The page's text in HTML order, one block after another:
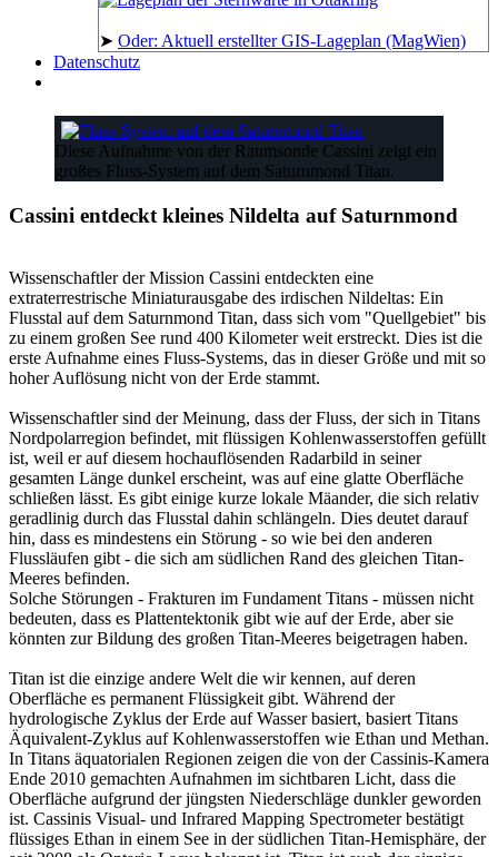
➤ Oder: Aktuell erstellter GIS-Lageplan (MagWien)
Datenschutz
Diese Aufnahme von der Raumsonde Cassini zeigt ein
großes Fluss-System auf dem Saturnmond Titan.
Cassini entdeckt kleines Nildelta auf Saturnmond
Wissenschaftler der Mission Cassini entdeckten eine
extraterrestrische Miniaturausgabe des irdischen Nildeltas: Ein
Flusstal auf dem Saturnmond Titan, dass sich vom "Quellgebiet" bis
zu einem großen See rund 400 Kilometer weit erstreckt. Dies ist die
erste Aufnahme eines Fluss-Systems, das in dieser Größe und mit so
hoher Auflösung nicht von der Erde stammt.
Wissenschaftler sind der Meinung, dass der Fluss, der sich in Titans
Nordpolarregion befindet, mit flüssigen Kohlenwasserstoffen gefüllt
ist, weil er auf diesem hochauflösenden Radarbild in seiner
gesamten Länge dunkel erscheint, was auf eine glatte Oberfläche
schließen lässt. Es gibt einige kurze lokale Mäander, die sich relativ
geradlinig durch das Flusstal dahin schlängeln. Dies deutet darauf
hin, dass es mindestens ein Störung - so wie bei den anderen
Flussläufen gibt - die sich am südlichen Rand des gleichen Titan-
Meeres befinden.
Solche Störungen - Frakturen im Fundament Titans - müssen nicht
bedeuten, dass es Plattentektonik gibt wie auf der Erde, aber sie
könnten zur Bildung des großen Titan-Meeres beigetragen haben.
Titan ist die einzige andere Welt die wir kennen, auf deren
Oberfläche es permanent Flüssigkeit gibt. Während der
hydrologische Zyklus der Erde auf Wasser basiert, basiert Titans
Äquivalent-Zyklus auf Kohlenwasserstoffen wie Ethan und Methan.
In Titans äquatorialen Regionen zeigen die von der Cassinis-Kamera
Ende 2010 gemachten Aufnahmen im sichtbaren Licht, dass die
Oberfläche aufgrund der jüngsten Niederschläge dunkler geworden
ist. Cassinis Visual- und Infrared Mapping Spectrometer bestätigt
flüssiges Ethan in einem See in der südlichen Titan-Hemisphäre, der